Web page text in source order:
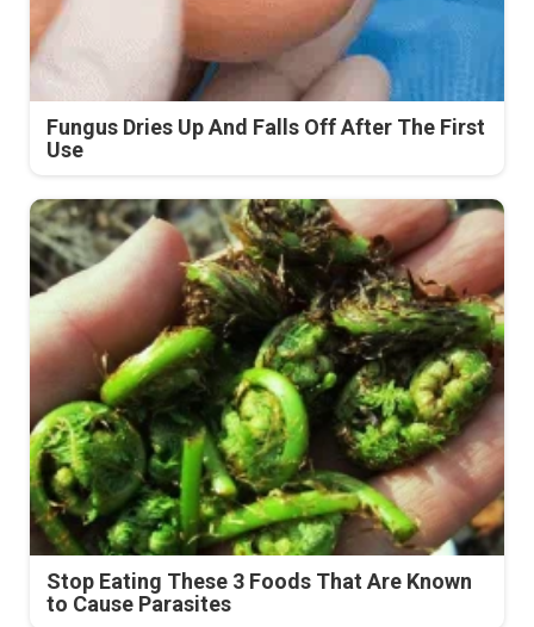
Fungus Dries Up And Falls Off After The First
Use
Stop Eating These 3 Foods That Are Known
to Cause Parasites